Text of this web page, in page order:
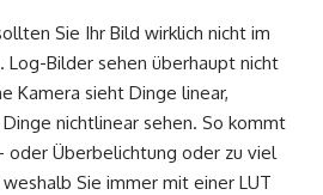
Sie Ihr Bild wirklich nicht im
Bilder sehen überhaupt nicht
Kamera sieht Dinge linear,
nichtlinear sehen. So kommt
oder Überbelichtung oder zu viel
Sie immer mit einer LUT